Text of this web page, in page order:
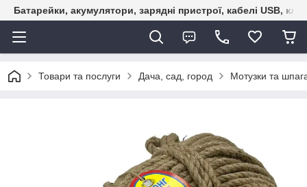
Батарейки, акумулятори, зарядні пристрої, кабелі USB,
Товари та послуги Дача, сад, город Мотузки та